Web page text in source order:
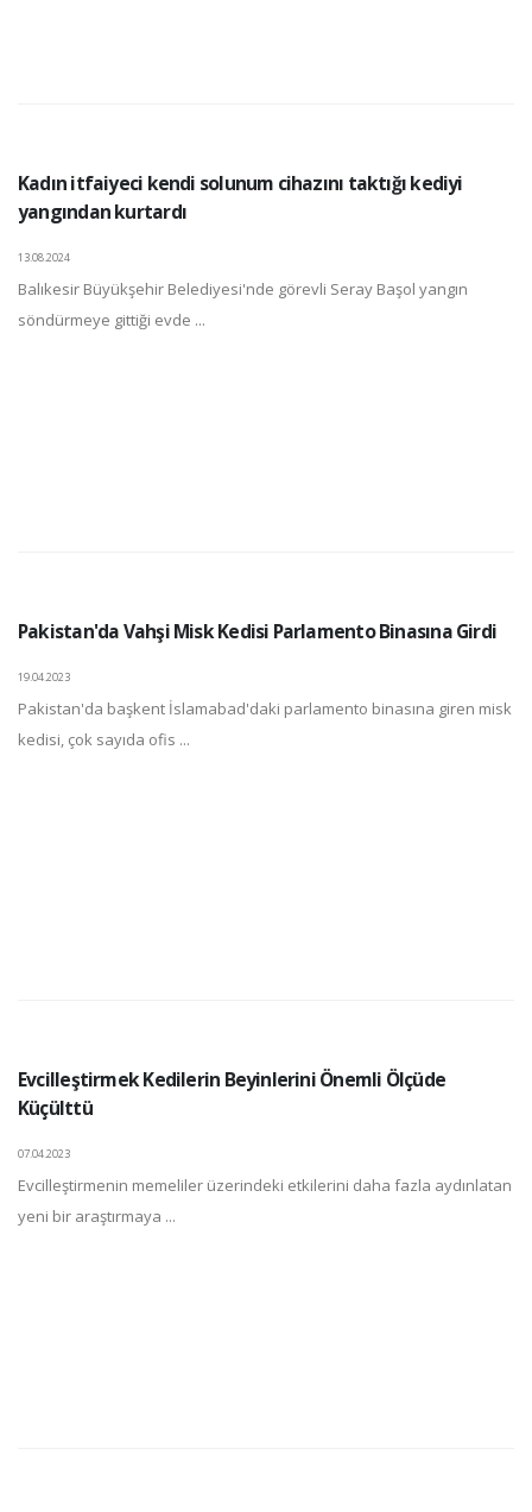
Kadın itfaiyeci kendi solunum cihazını taktığı kediyi
yangından kurtardı
13.08.2024
Balıkesir Büyükşehir Belediyesi'nde görevli Seray Başol yangın
söndürmeye gittiği evde ...
Pakistan'da Vahşi Misk Kedisi Parlamento Binasına Girdi
19.04.2023
Pakistan'da başkent İslamabad'daki parlamento binasına giren misk
kedisi, çok sayıda ofis ...
Evcilleştirmek Kedilerin Beyinlerini Önemli Ölçüde
Küçülttü
07.04.2023
Evcilleştirmenin memeliler üzerindeki etkilerini daha fazla aydınlatan
yeni bir araştırmaya ...